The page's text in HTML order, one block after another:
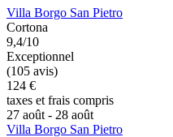
Villa Borgo San Pietro
Cortona
9,4/10
Exceptionnel
(105 avis)
124 €
taxes et frais compris
27 août - 28 août
Villa Borgo San Pietro